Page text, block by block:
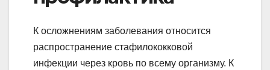
К осложнениям заболевания относится
распространение стафилококковой
инфекции через кровь по всему организму. К